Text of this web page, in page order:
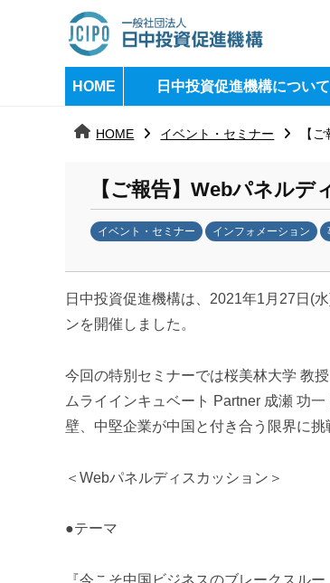
日
中
進
機
j
HOME 日中投資促進機構について
HOME イベント・セミナー 【
【ご報告】Webパネル
イベント・セミナー インフォメーション
k
a
a
日中投資促進機構は、2021年1月27日(
ンを開催しました。
今回の特別セミナーでは桜美林大学 教
ムライインキュベート Partner 成瀬 功
壁、中堅企業が中国と付き合う限界に
＜Webパネルディスカッション＞
●テーマ